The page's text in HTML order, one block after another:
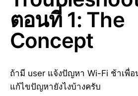
ตอนที่ 1: The
Concept
ถ้ามี user แจ้งปัญหา Wi-Fi ช้าเพื่
แก้ไขปัญหายังไงบ้างครับ